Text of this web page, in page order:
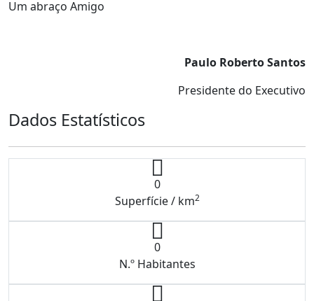
Um abraço Amigo
Paulo Roberto Santos
Presidente do Executivo
Dados Estatísticos
0
Superfície / km2
0
N.º Habitantes